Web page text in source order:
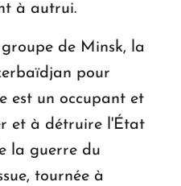
à autrui.
de Minsk, la
pour
est un occupant et
et à détruire l'État
la guerre du
tournée à